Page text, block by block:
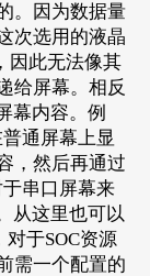
。因为数据量
次选用的液晶
因此无法像其
给屏幕。相反
幕内容。例
通屏幕上显
，然后再通过
串口屏幕来
从这里也可以
于SOC资源
需一个配置的